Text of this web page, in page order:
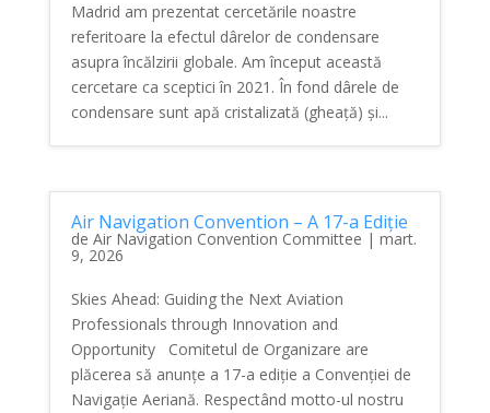
Madrid am prezentat cercetările noastre
referitoare la efectul dârelor de condensare
asupra încălzirii globale. Am început această
cercetare ca sceptici în 2021. În fond dârele de
condensare sunt apă cristalizată (gheață) și...
Air Navigation Convention – A 17-a Ediție
de Air Navigation Convention Committee | mart.
9, 2026
Skies Ahead: Guiding the Next Aviation
Professionals through Innovation and
Opportunity Comitetul de Organizare are
plăcerea să anunțe a 17-a ediție a Convenției de
Navigație Aeriană. Respectând motto-ul nostru